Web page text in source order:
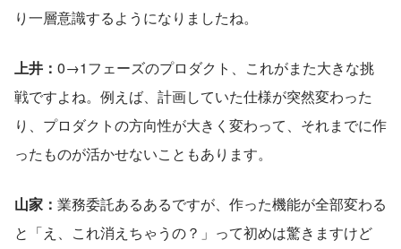
り一層意識するようになりましたね。
上井： 0→1フェーズのプロダクト、これがまた大きな挑
戦ですよね。例えば、計画していた仕様が突然変わった
り、プロダクトの方向性が大きく変わって、それまでに作
ったものが活かせないこともあります。
山家： 業務委託あるあるですが、作った機能が全部変わる
と「え、これ消えちゃうの？」って初めは驚きますけど